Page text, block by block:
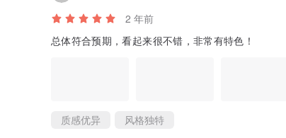
2 年前
总体符合预期，看起来很不错，非常有特色！
质感优异 风格独特